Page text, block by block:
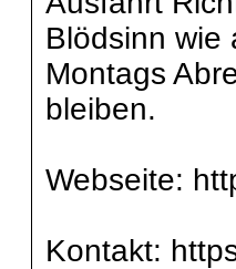
Blödsinn wie
Montags
bleiben.
Webseite:
Kontakt: